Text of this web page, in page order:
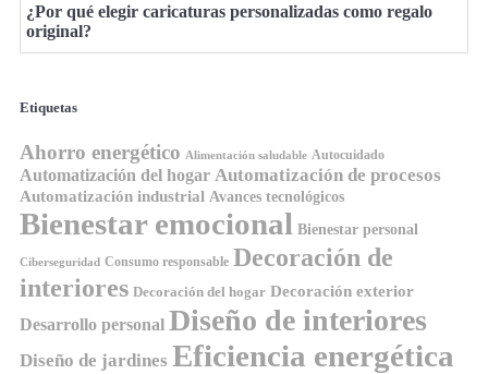
¿Por qué elegir caricaturas personalizadas como regalo
original?
Etiquetas
Ahorro energético Alimentación saludable Autocuidado
Automatización del hogar Automatización de procesos
Automatización industrial Avances tecnológicos
Bienestar emocional Bienestar personal
Ciberseguridad Consumo responsable Decoración de
interiores Decoración del hogar Decoración exterior
Desarrollo personal Diseño de interiores
Diseño de jardines Eficiencia energética